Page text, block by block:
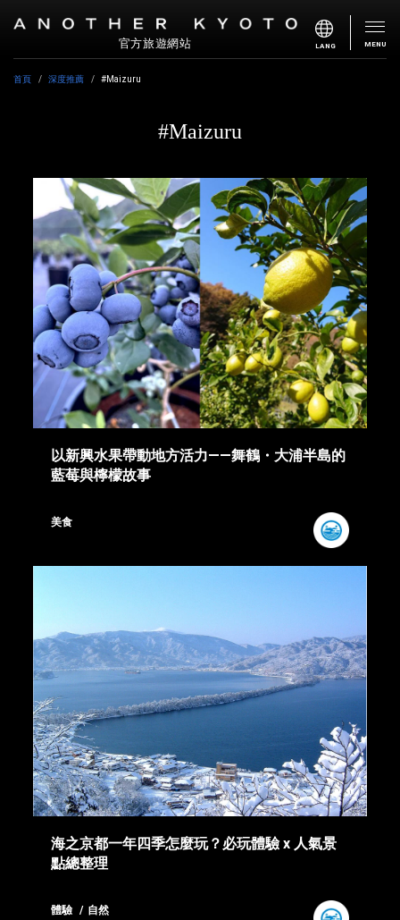
官方旅遊網站 LANG MENU
首頁 深度推薦 #Maizuru
#Maizuru
以新興水果帶動地方活力——舞鶴・大浦半島的
藍莓與檸檬故事
美食
海之京都一年四季怎麼玩？必玩體驗 x 人氣景
點總整理
體驗 自然